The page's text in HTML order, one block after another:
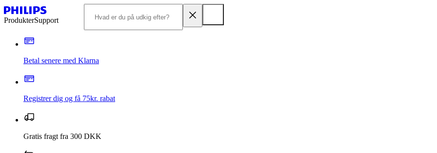
ProdukterSupport
Betal senere med Klarna
Registrer dig og få 75kr. rabat
Gratis fragt fra 300 DKK